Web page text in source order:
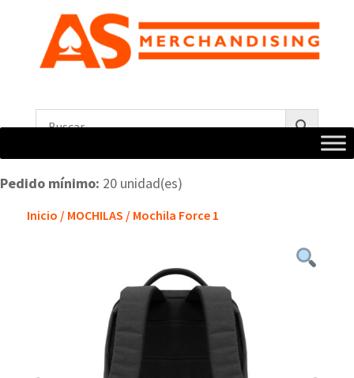
Pedido mínimo: 20 unidad(es)
Inicio / MOCHILAS / Mochila Force 1